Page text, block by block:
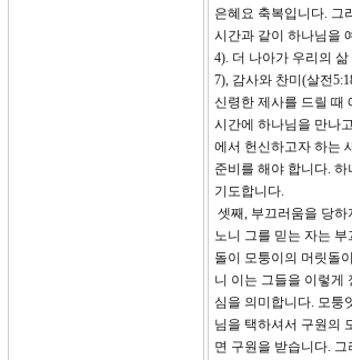
은혜요 축복입니다. 그
시간과 같이 하나님을
4). 더 나아가 우리의
7), 감사와 찬미(살전
신령한 제사를 드릴 때
시간에 하나님을 만나
에서 헌신하고자 하는
준비를 해야 합니다.
기도합니다.
셋째, 부끄러움을 당
노니 그를 믿는 자는
돌이 모퉁이의 머릿돌
니 이는 그들을 이렇게
심을 의미합니다. 모퉁
님을 택하셔서 구원의
면 구원을 받습니다.